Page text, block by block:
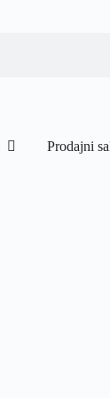
Prodajni